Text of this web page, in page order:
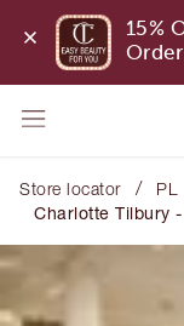
15%
Store locator / PL
Charlotte Tilbury